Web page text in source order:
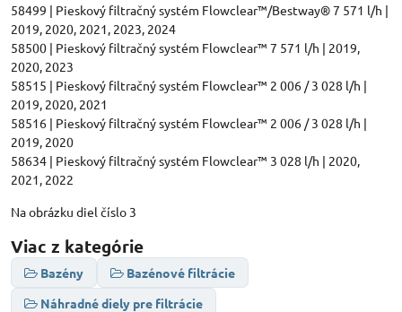
58499 | Pieskový filtračný systém Flowclear™/Bestway® 7 571 l/h |
2019, 2020, 2021, 2023, 2024
58500 | Pieskový filtračný systém Flowclear™ 7 571 l/h | 2019,
2020, 2023
58515 | Pieskový filtračný systém Flowclear™ 2 006 / 3 028 l/h |
2019, 2020, 2021
58516 | Pieskový filtračný systém Flowclear™ 2 006 / 3 028 l/h |
2019, 2020
58634 | Pieskový filtračný systém Flowclear™ 3 028 l/h | 2020,
2021, 2022
Na obrázku diel číslo 3
Viac z kategórie
Bazény
Bazénové filtrácie
Náhradné diely pre filtrácie